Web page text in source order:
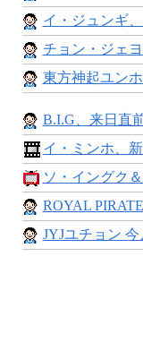
イ・ジュンギ
チョン・ジェ
東方神起ユン
B.I.G、来日直
イ・ミンホ、
ソ・イングク
ROYAL
JYJユチョン